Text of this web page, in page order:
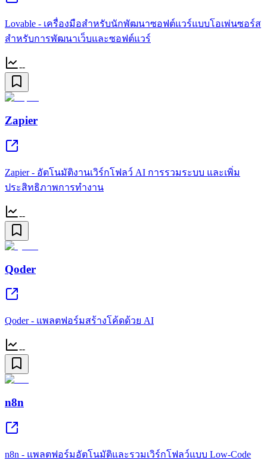
Lovable - เครื่องมือสำหรับนักพัฒนาซอฟต์แวร์แบบโอเพ่นซอร์ส
สำหรับการพัฒนาเว็บและซอฟต์แวร์
--
Zapier
Zapier - อัตโนมัติงานเวิร์กโฟลว์ AI การรวมระบบ และเพิ่ม
ประสิทธิภาพการทำงาน
--
Qoder
Qoder - แพลตฟอร์มสร้างโค้ดด้วย AI
--
n8n
n8n - แพลตฟอร์มอัตโนมัติและรวมเวิร์กโฟลว์แบบ Low-Code